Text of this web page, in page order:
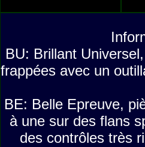
BU: Brillant
frappées avec un
BE: Belle Epreuve,
à une sur des flans
des contrôles très